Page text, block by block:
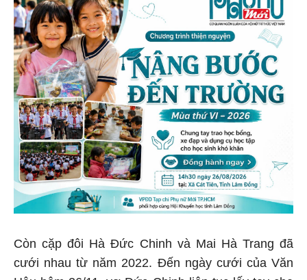
Còn cặp đôi Hà Đức Chinh và Mai Hà Trang đã
cưới nhau từ năm 2022. Đến ngày cưới của Văn